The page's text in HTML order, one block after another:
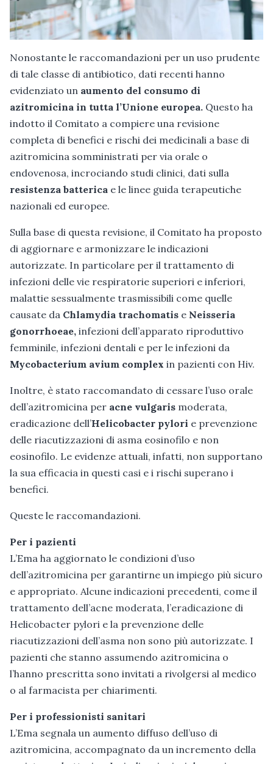
Nonostante le raccomandazioni per un uso prudente
di tale classe di antibiotico, dati recenti hanno
evidenziato un aumento del consumo di
azitromicina in tutta l’Unione europea. Questo ha
indotto il Comitato a compiere una revisione
completa di benefici e rischi dei medicinali a base di
azitromicina somministrati per via orale o
endovenosa, incrociando studi clinici, dati sulla
resistenza batterica e le linee guida terapeutiche
nazionali ed europee.
Sulla base di questa revisione, il Comitato ha proposto
di aggiornare e armonizzare le indicazioni
autorizzate. In particolare per il trattamento di
infezioni delle vie respiratorie superiori e inferiori,
malattie sessualmente trasmissibili come quelle
causate da Chlamydia trachomatis e Neisseria
gonorrhoeae, infezioni dell’apparato riproduttivo
femminile, infezioni dentali e per le infezioni da
Mycobacterium avium complex in pazienti con Hiv.
Inoltre, è stato raccomandato di cessare l’uso orale
dell’azitromicina per acne vulgaris moderata,
eradicazione dell’Helicobacter pylori e prevenzione
delle riacutizzazioni di asma eosinofilo e non
eosinofilo. Le evidenze attuali, infatti, non supportano
la sua efficacia in questi casi e i rischi superano i
benefici.
Queste le raccomandazioni.
Per i pazienti
L’Ema ha aggiornato le condizioni d’uso
dell’azitromicina per garantirne un impiego più sicuro
e appropriato. Alcune indicazioni precedenti, come il
trattamento dell’acne moderata, l’eradicazione di
Helicobacter pylori e la prevenzione delle
riacutizzazioni dell’asma non sono più autorizzate. I
pazienti che stanno assumendo azitromicina o
l’hanno prescritta sono invitati a rivolgersi al medico
o al farmacista per chiarimenti.
Per i professionisti sanitari
L’Ema segnala un aumento diffuso dell’uso di
azitromicina, accompagnato da un incremento della